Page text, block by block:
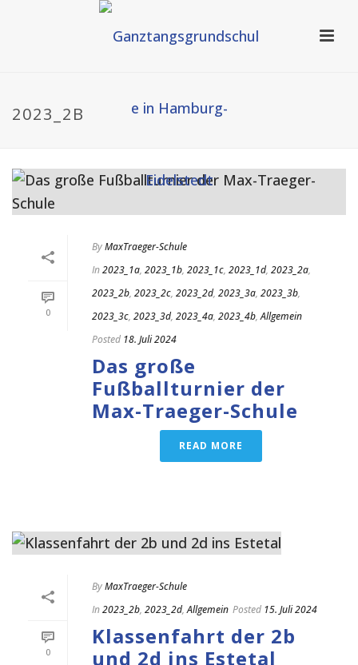
2023_2B
0
ByMaxTraeger-Schule
In2023_1a, 2023_1b, 2023_1c, 2023_1d, 2023_2a,
2023_2b, 2023_2c, 2023_2d, 2023_3a, 2023_3b,
2023_3c, 2023_3d, 2023_4a, 2023_4b,Allgemein
Posted 18. Juli 2024
Das große
Fußballturnier der
Max-Traeger-Schule
READ MORE
0
ByMaxTraeger-Schule
In2023_2b, 2023_2d,Allgemein Posted 15. Juli 2024
Klassenfahrt der 2b
und 2d ins Estetal